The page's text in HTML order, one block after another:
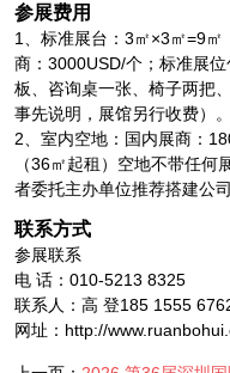
参展费用
1、标准展台：3㎡×3㎡=9
商：3000USD/个；标准展
板、咨询桌一张、椅子两把
事先说明，展馆另行收费）。
2、室内空地：国内展商：
（36㎡起租）空地不带任
者委托主办单位推荐搭建公司
联系方式
参展联系
电 话：010-5213 8325
联系人：高 登185 1555
网址：http://